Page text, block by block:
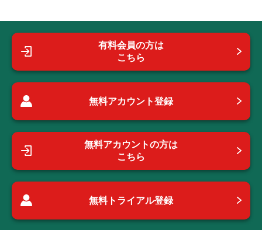
有料会員の方は
こちら
無料アカウント登録
無料アカウントの方は
こちら
無料トライアル登録